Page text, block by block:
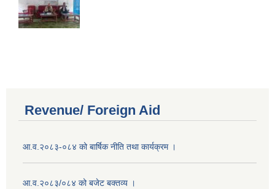
Revenue/ Foreign Aid
आ.व.२०८३-०८४ को बार्षिक नीति तथा कार्यक्रम ।
आ.व.२०८३/०८४ को बजेट बक्तव्य ।